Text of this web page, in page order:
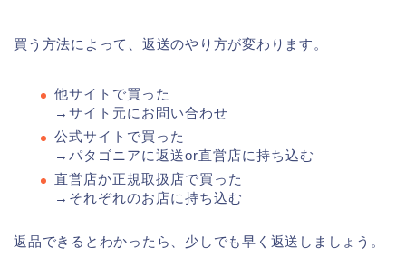
買う方法によって、返送のやり方が変わります。
他サイトで買った
→サイト元にお問い合わせ
公式サイトで買った
→パタゴニアに返送or直営店に持ち込む
直営店か正規取扱店で買った
→それぞれのお店に持ち込む
返品できるとわかったら、少しでも早く返送しましょう。